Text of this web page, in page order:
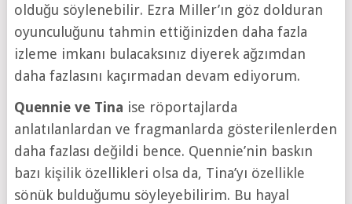
olduğu söylenebilir. Ezra Miller’ın göz dolduran
oyunculuğunu tahmin ettiğinizden daha fazla
izleme imkanı bulacaksınız diyerek ağzımdan
daha fazlasını kaçırmadan devam ediyorum.
Quennie ve Tina ise röportajlarda
anlatılanlardan ve fragmanlarda gösterilenlerden
daha fazlası değildi bence. Quennie’nin baskın
bazı kişilik özellikleri olsa da, Tina’yı özellikle
sönük bulduğumu söyleyebilirim. Bu hayal